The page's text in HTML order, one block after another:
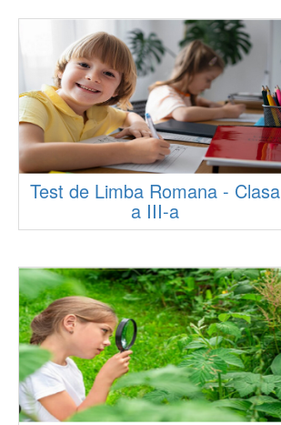
Test de Limba Romana - Clasa
a III-a